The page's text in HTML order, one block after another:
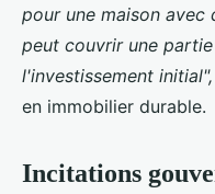
pour une maison avec
peut couvrir une
l'investissement initial",
en immobilier durable.
Incitations